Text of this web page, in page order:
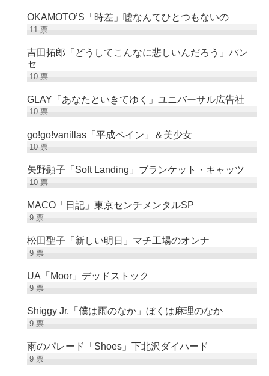
OKAMOTO’S「時差」嘘なんてひとつもないの
11票
吉田拓郎「どうしてこんなに悲しいんだろう」パン
セ
10票
GLAY「あなたといきてゆく」ユニバーサル広告社
10票
go!go!vanillas「平成ペイン」＆美少女
10票
矢野顕子「Soft Landing」ブランケット・キャッツ
10票
MACO「日記」東京センチメンタルSP
9票
松田聖子「新しい明日」マチ工場のオンナ
9票
UA「Moor」デッドストック
9票
Shiggy Jr.「僕は雨のなか」ぼくは麻理のなか
9票
雨のパレード「Shoes」下北沢ダイハード
9票